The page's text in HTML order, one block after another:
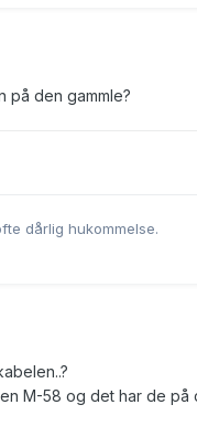
på den gammle?
dårlig hukommelse.
M-58 og det har de på